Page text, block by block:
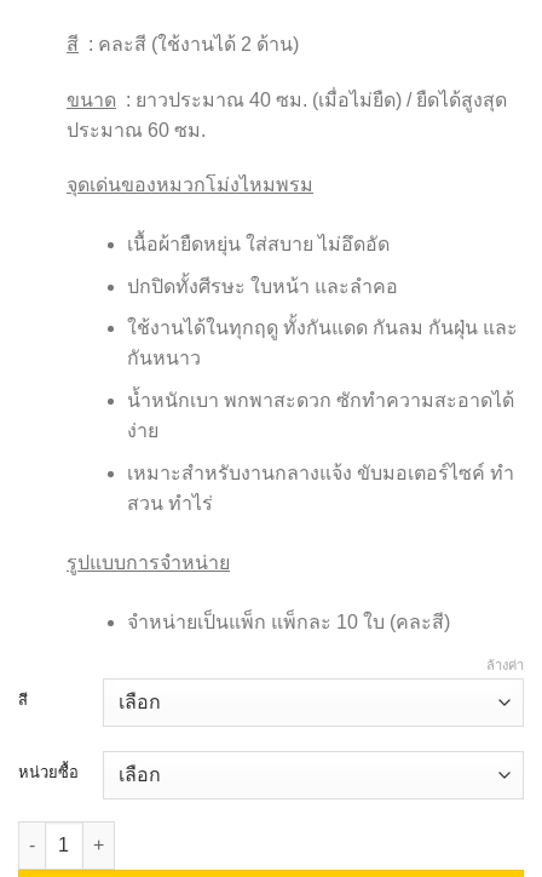
สี : คละสี (ใช้งานได้ 2 ด้าน)
ขนาด : ยาวประมาณ 40 ซม. (เมื่อไม่ยืด) / ยืดได้สูงสุด
ประมาณ 60 ซม.
จุดเด่นของหมวกโม่งไหมพรม
เนื้อผ้ายืดหยุ่น ใส่สบาย ไม่อึดอัด
ปกปิดทั้งศีรษะ ใบหน้า และลำคอ
ใช้งานได้ในทุกฤดู ทั้งกันแดด กันลม กันฝุ่น และ
กันหนาว
น้ำหนักเบา พกพาสะดวก ซักทำความสะอาดได้
ง่าย
เหมาะสำหรับงานกลางแจ้ง ขับมอเตอร์ไซค์ ทำ
สวน ทำไร่
รูปแบบการจำหน่าย
จำหน่ายเป็นแพ็ก แพ็กละ 10 ใบ (คละสี)
สี
หน่วยซื้อ
ล้างค่า
จำนวน หมวกโม่ง ชิ้น